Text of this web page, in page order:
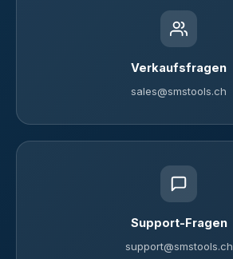
Verkaufsfragen
sales@smstools.ch
Support-Fragen
support@smstools.ch